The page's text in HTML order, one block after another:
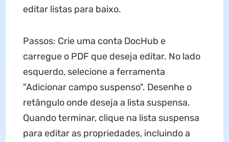
editar listas para baixo.
Passos: Crie uma conta DocHub e
carregue o PDF que deseja editar. No lado
esquerdo, selecione a ferramenta
"Adicionar campo suspenso". Desenhe o
retângulo onde deseja a lista suspensa.
Quando terminar, clique na lista suspensa
para editar as propriedades, incluindo a